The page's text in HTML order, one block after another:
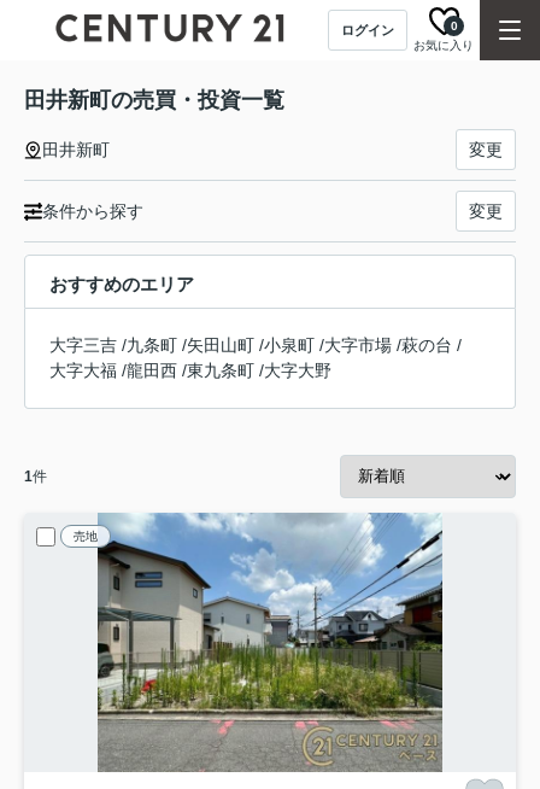
ログイン
お気に入り
0
田井新町の売買・投資一覧
田井新町 変更
条件から探す 変更
おすすめのエリア
大字三吉 /九条町 /矢田山町 /小泉町 /大字市場 /萩の台 /
大字大福 /龍田西 /東九条町 /大字大野
1件
売地